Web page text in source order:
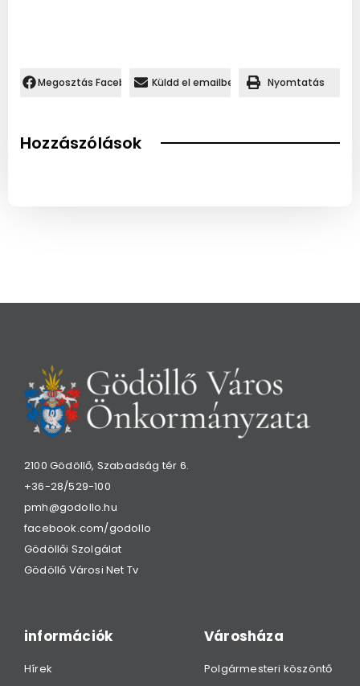
Megosztás Facebookon.Küldd el emailben Nyomtatás
Hozzászólások
2100 Gödöllő, Szabadság tér 6.
+36-28/529-100
pmh@godollo.hu
facebook.com/godollo
Gödöllői Szolgálat
Gödöllő Városi Net Tv
információk
Hírek
Városháza
Polgármesteri köszöntő